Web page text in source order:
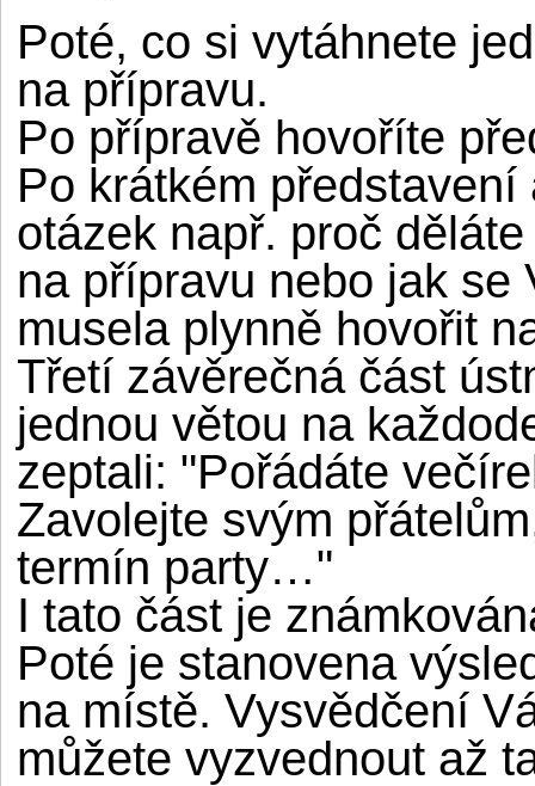
Poté, co si vytáhnete
na přípravu.
Po přípravě hovoříte
Po krátkém
otázek např. proč
na přípravu nebo jak se
musela plynně hovořit
Třetí závěrečná část
jednou větou na
zeptali: "Pořádáte
Zavolejte svým
termín party…"
I tato část je
Poté je stanovena
na místě. Vysvědčení
můžete vyzvednout až